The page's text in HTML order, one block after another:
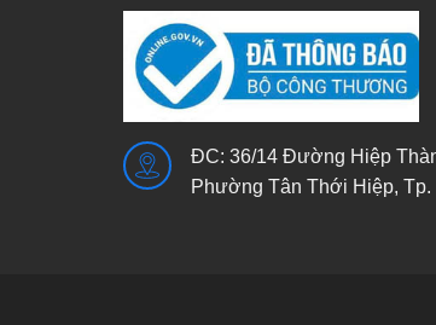
ĐC: 36/14 Đường Hiệp
Phường Tân Thới Hiệp, Tp.